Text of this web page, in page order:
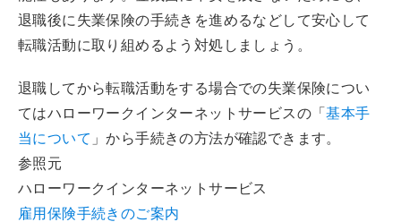
退職後に失業保険の手続きを進めるなどして安心して
転職活動に取り組めるよう対処しましょう。
退職してから転職活動をする場合での失業保険につい
てはハローワークインターネットサービスの「基本手
当について 」から手続きの方法が確認できます。
参照元
ハローワークインターネットサービス
雇用保険手続きのご案内